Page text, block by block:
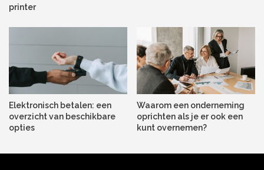
printer
Elektronisch betalen: een
overzicht van beschikbare
opties
Waarom een onderneming
oprichten als je er ook een
kunt overnemen?